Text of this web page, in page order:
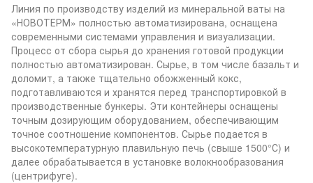
Линия по производству изделий из минеральной ваты на
«НОВОТЕРМ» полностью автоматизирована, оснащена
современными системами управления и визуализации.
Процесс от сбора сырья до хранения готовой продукции
полностью автоматизирован. Сырье, в том числе базальт и
доломит, а также тщательно обожженный кокс,
подготавливаются и хранятся перед транспортировкой в
производственные бункеры. Эти контейнеры оснащены
точным дозирующим оборудованием, обеспечивающим
точное соотношение компонентов. Сырье подается в
высокотемпературную плавильную печь (свыше 1500°С) и
далее обрабатывается в установке волокнообразования
(центрифуге).